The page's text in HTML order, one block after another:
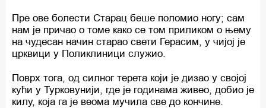
Пре ове болести Старац беше поломио ногу; сам
нам је причао о томе како се том приликом о њему
на чудесан начин старао свети Герасим, у чијој је
црквици у Поликлиници служио.
Поврх тога, од силног терета који је дизао у својој
кући у Турковунији, где је годинама живео, добио је
килу, која га је веома мучила све до кончине.